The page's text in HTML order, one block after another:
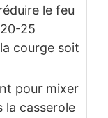
le feu
25
courge soit
pour mixer
la casserole